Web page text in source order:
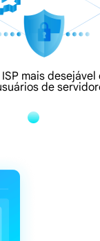
mais
de